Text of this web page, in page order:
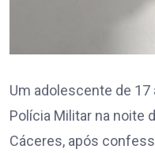
Um adolescente de
Polícia Militar na noite
Cáceres, após